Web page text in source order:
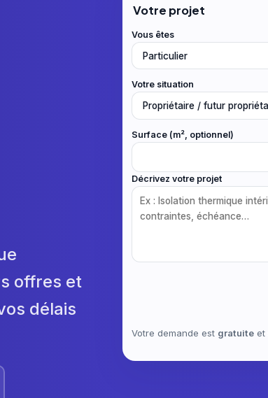
offres et
délais
Votre projet
Vous êtes
Votre situation
Surface (m², optionnel)
Décrivez votre projet
Votre demande est gratuite et